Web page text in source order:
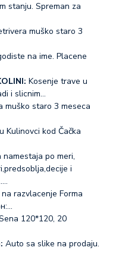
stanju. Spreman za
muško staro 3
na ime. Placene
Kosenje trave u
i slicnim…
muško staro 3 meseca
Kulinovci kod Čačka
namestaja po meri,
i
razvlacenje Forma
120*120, 20
Auto sa slike na prodaju.